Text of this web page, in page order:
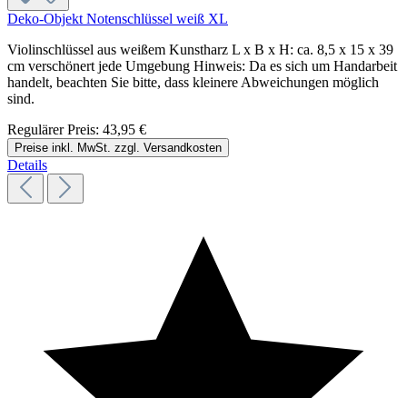
Deko-Objekt Notenschlüssel weiß XL
Violinschlüssel aus weißem Kunstharz L x B x H: ca. 8,5 x 15 x 39
cm verschönert jede Umgebung Hinweis: Da es sich um Handarbeit
handelt, beachten Sie bitte, dass kleinere Abweichungen möglich
sind.
Regulärer Preis: 43,95 €
Preise inkl. MwSt. zzgl. Versandkosten
Details